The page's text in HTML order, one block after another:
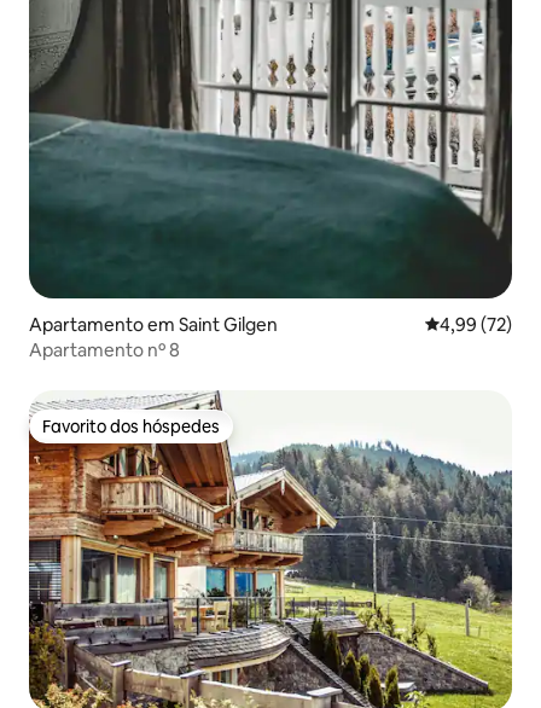
Apartamento em Saint Gilgen Classificação
4,99 (72)
Apartamento nº 8
Favorito dos hóspedes
Favorito dos hóspedes